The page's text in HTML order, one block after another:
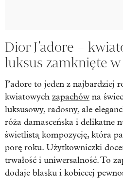
Dior J’adore –
luksus zamknięte
J’adore to jeden z najbardziej
kwiatowych zapachów na
luksusowy, radosny, ale
róża damasceńska i delikatne
świetlistą kompozycję, która
porę roku. Użytkowniczki
trwałość i uniwersalność. To
dodaje blasku i kobiecej